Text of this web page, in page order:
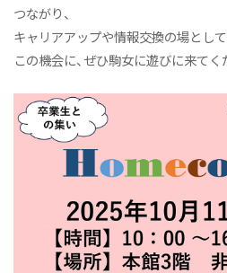
つながり、
キャリアアップや情報交換の場として
この機会に、ぜひ駒女に遊びに来てくだ
実習館の施設紹介
ニュース&トピックス
看護学科ニュース
ボイス
オープンキャンパス
ニュース&トピックス：ア